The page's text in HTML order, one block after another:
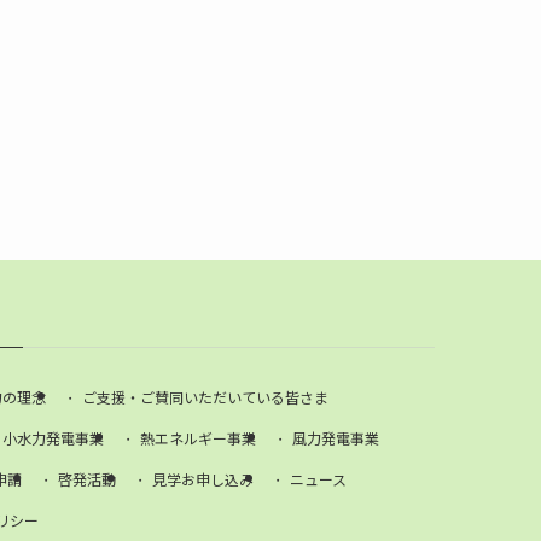
理念
ご支援・ご賛同いただいている皆さま
小水力発電事業
熱エネルギー事業
風力発電事業
請
啓発活動 見学お申し込み
ニュース
シー